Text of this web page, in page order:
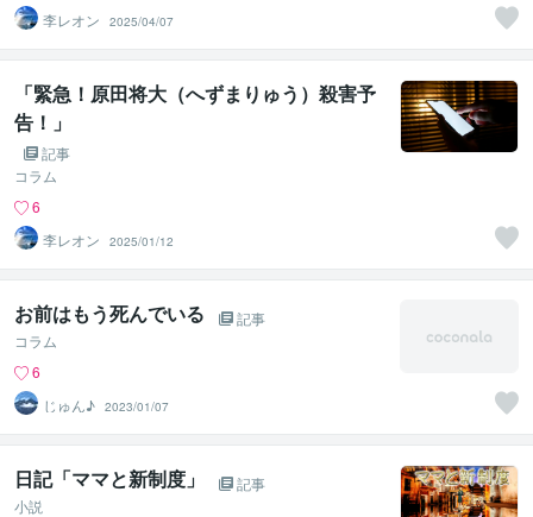
李レオン
2025/04/07
「緊急！原田将大（へずまりゅう）殺害予
告！」
記事
コラム
6
李レオン
2025/01/12
お前はもう死んでいる
記事
コラム
6
じゅん♪ 2023/01/07
日記「ママと新制度」
記事
小説